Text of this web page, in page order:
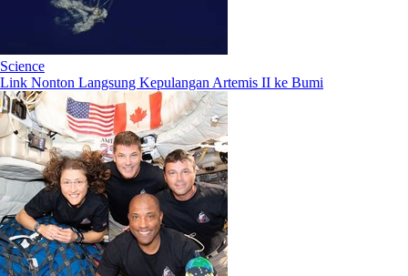
Science
Link Nonton Langsung Kepulangan Artemis II ke Bumi